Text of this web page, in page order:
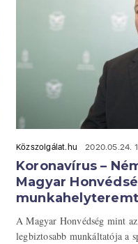
Közszolgálat.hu 2020.05.24.
Koronavírus –
Magyar
A Magyar Honvédség mint
legbiztosabb munkáltatója a